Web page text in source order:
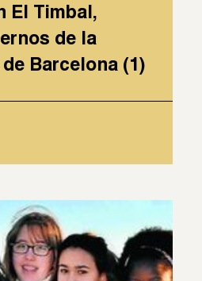
El Timbal,
de la
Barcelona (1)